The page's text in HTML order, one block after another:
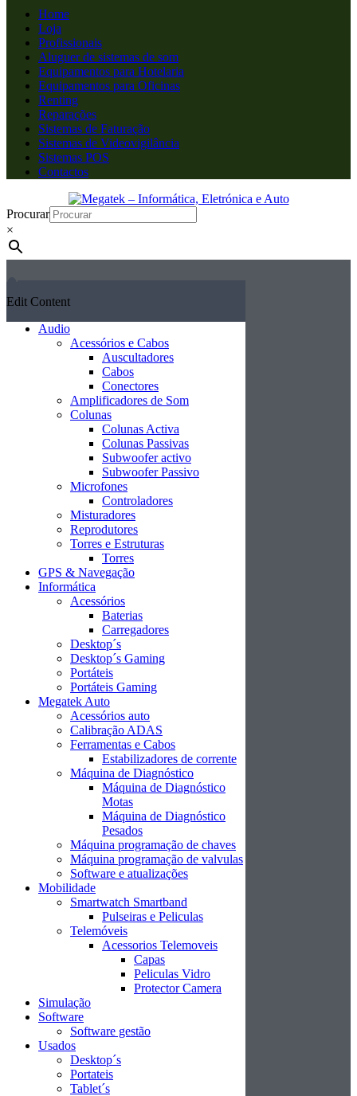
Home
Loja
Profissionais
Aluguer de sistemas de som
Equipamentos para Hotelaria
Equipamentos para Oficinas
Renting
Reparações
Sistemas de Faturação
Sistemas de Videovigilância
Sistemas POS
Contactos
Procurar
×
Edit Content
Audio
Acessórios e Cabos
Auscultadores
Cabos
Conectores
Amplificadores de Som
Colunas
Colunas Activa
Colunas Passivas
Subwoofer activo
Subwoofer Passivo
Microfones
Controladores
Misturadores
Reprodutores
Torres e Estruturas
Torres
GPS & Navegação
Informática
Acessórios
Baterias
Carregadores
Desktop´s
Desktop´s Gaming
Portáteis
Portáteis Gaming
Megatek Auto
Acessórios auto
Calibração ADAS
Ferramentas e Cabos
Estabilizadores de corrente
Máquina de Diagnóstico
Máquina de Diagnóstico
Motas
Máquina de Diagnóstico
Pesados
Máquina programação de chaves
Máquina programação de valvulas
Software e atualizações
Mobilidade
Smartwatch Smartband
Pulseiras e Peliculas
Telemóveis
Acessorios Telemoveis
Capas
Peliculas Vidro
Protector Camera
Simulação
Software
Software gestão
Usados
Desktop´s
Portateis
Tablet´s